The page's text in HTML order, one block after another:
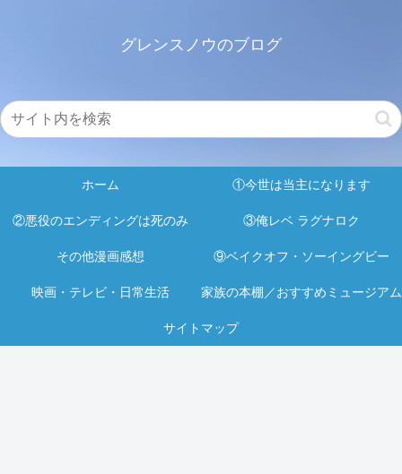
グレンスノウのブログ
ホーム ①今世は当主になります
②悪役のエンディングは死のみ ③俺レベ ラグナロク
その他漫画感想 ⑨ベイクオフ・ソーイングビー
映画・テレビ・日常生活 家族の本棚／おすすめミュージアム
サイトマップ